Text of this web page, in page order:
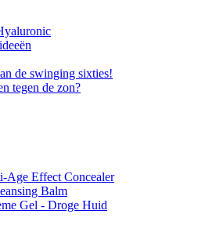
de swinging sixties!
tegen de zon?
Effect Concealer
Balm
Gel - Droge Huid